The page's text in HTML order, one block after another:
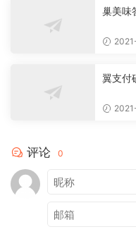
巢美味
翼支付
评论 0